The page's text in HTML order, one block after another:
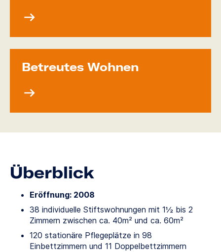
Betreutes Wohnen
Überblick
Eröffnung: 2008
38 individuelle Stiftswohnungen mit 1½ bis 2
Zimmern zwischen ca. 40m² und ca. 60m²
120 stationäre Pflegeplätze in 98
Einbettzimmern und 11 Doppelbettzimmern